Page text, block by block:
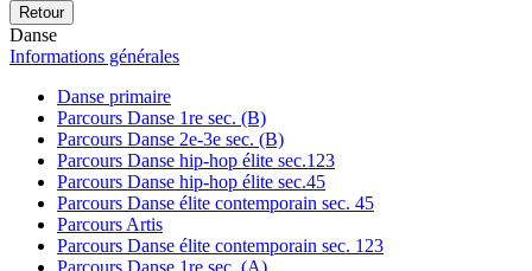
Retour
Danse
Informations générales
Danse primaire
Parcours Danse 1re sec. (B)
Parcours Danse 2e-3e sec. (B)
Parcours Danse hip-hop élite sec.123
Parcours Danse hip-hop élite sec.45
Parcours Danse élite contemporain sec. 45
Parcours Artis
Parcours Danse élite contemporain sec. 123
Parcours Danse 1re sec. (A)